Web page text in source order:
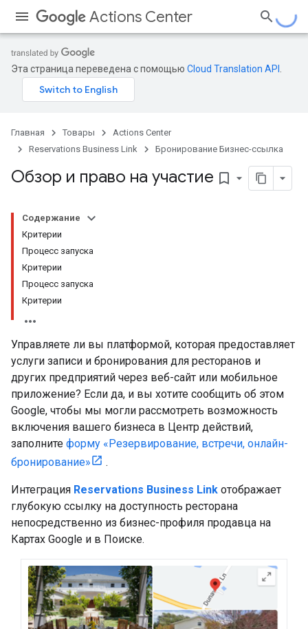
Actions Center
Эта страница переведена с помощью Cloud Translation API
Главная Товары
Actions Center
Reservations Business Link
Бронирование Бизнес-ссылка
Обзор и право на участие bookmark_border
Содержание
Критерии
Процесс запуска
Критерии
Процесс запуска
Критерии
Управляете ли вы платформой, которая предоставляет
услуги записи и бронирования для ресторанов и
других предприятий через веб-сайт или мобильное
приложение? Если да, и вы хотите сообщить об этом
Google, чтобы мы могли рассмотреть возможность
включения вашего бизнеса в Центр действий,
заполните форму «Резервирование, встречи, онлайн-
бронирование»
.
Интеграция Reservations Business Link отображает
глубокую ссылку на доступность ресторана
непосредственно из бизнес-профиля продавца на
Картах Google и в Поиске.